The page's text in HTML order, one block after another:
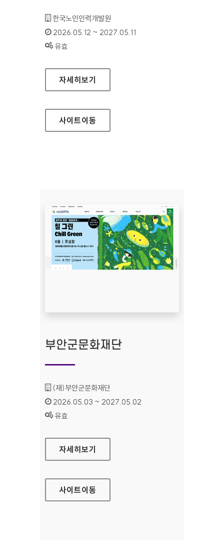
기관명 :
한국노인인력개발원
인증기간 :
2026.05.12 ~ 2027.05.11
상태 :
유효
한국노인인력개발원(모바일웹)
자세히보기
사이트이동
부안군문화재단
기관명 :
(재)부안군문화재단
인증기간 :
2026.05.03 ~ 2027.05.02
상태 :
유효
부안군문화재단
자세히보기
사이트이동